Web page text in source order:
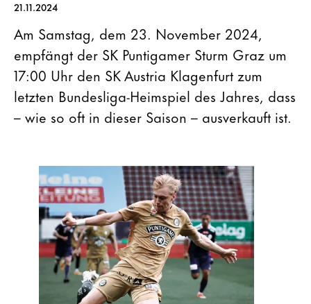
21.11.2024
Am Samstag, dem 23. November 2024,
empfängt der SK Puntigamer Sturm Graz um
17:00 Uhr den SK Austria Klagenfurt zum
letzten Bundesliga-Heimspiel des Jahres, dass
– wie so oft in dieser Saison – ausverkauft ist.